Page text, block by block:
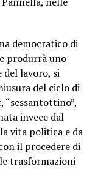
democratico di
produrrà uno
lavoro, si
del ciclo di
invece dal
vita politica e da
il procedere di
trasformazioni